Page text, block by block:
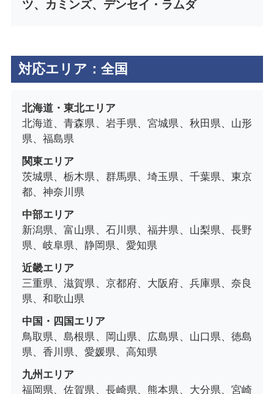
ツ、カミンズ、デンセイ・ラムダ
対応エリア：全国
北海道・東北エリア
北海道、青森県、岩手県、宮城県、秋田県、山形
県、福島県
関東エリア
茨城県、栃木県、群馬県、埼玉県、千葉県、東京
都、神奈川県
中部エリア
新潟県、富山県、石川県、福井県、山梨県、長野
県、岐阜県、静岡県、愛知県
近畿エリア
三重県、滋賀県、京都府、大阪府、兵庫県、奈良
県、和歌山県
中国・四国エリア
鳥取県、島根県、岡山県、広島県、山口県、徳島
県、香川県、愛媛県、高知県
九州エリア
福岡県、佐賀県、長崎県、熊本県、大分県、宮崎